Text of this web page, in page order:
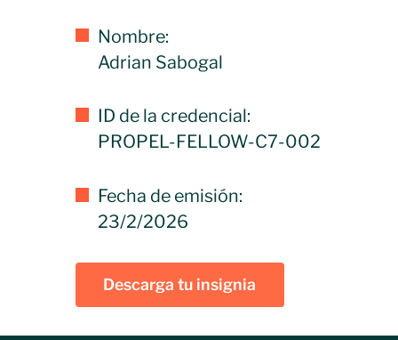
Nombre:
Adrian Sabogal
ID de la credencial:
PROPEL-FELLOW-C7-002
Fecha de emisión:
23/2/2026
Descarga tu insignia